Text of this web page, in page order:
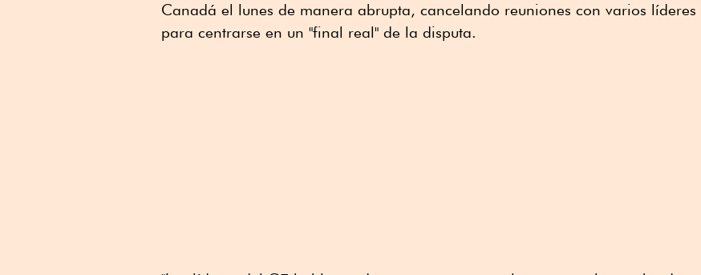
Canadá el lunes de manera abrupta, cancelando reuniones con varios líderes
para centrarse en un "final real" de la disputa.